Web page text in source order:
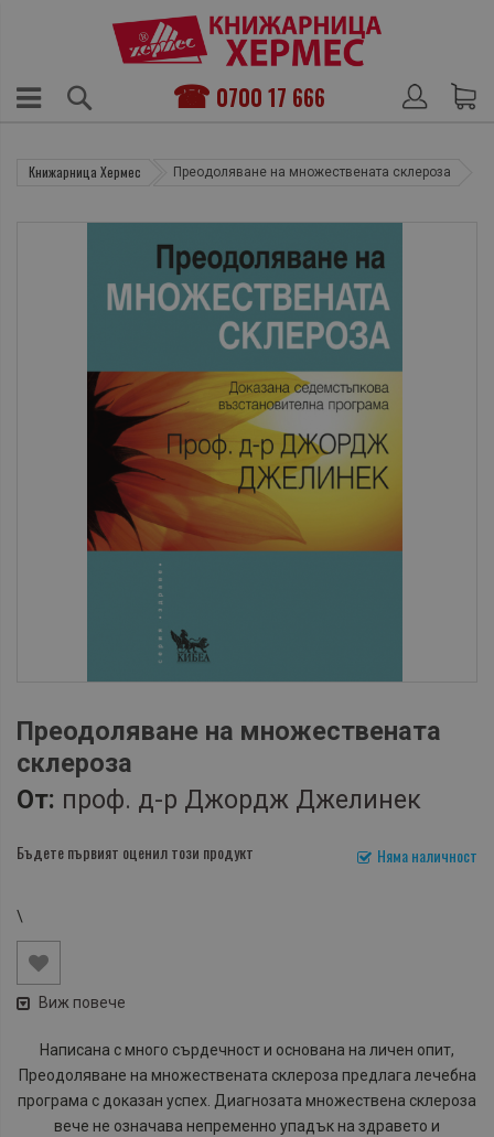
0700 17 666
Книжарница Хермес Преодоляване на множествената склероза
Преодоляване на множествената
склероза
От: проф. д-р Джордж Джелинек
Няма наличност
Бъдете първият оценил този продукт
\
Виж повече
Написана с много сърдечност и основана на личен опит,
Преодоляване на множествената склероза предлага лечебна
програма с доказан успех. Диагнозата множествена склероза
вече не означава непременно упадък на здравето и